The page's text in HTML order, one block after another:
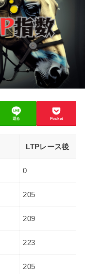
送る Pocket
LTPレース後
0
205
209
223
205